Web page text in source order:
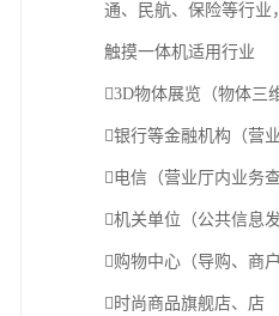
通、民航、保险等行业
触摸一体机适用行业
3D物体展览（物体三
银行等金融机构（营
电信（营业厅内业务
机关单位（公共信息
购物中心（导购、商
时尚商品旗舰店、店